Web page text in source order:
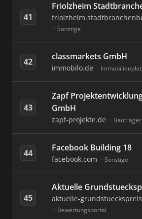
41
Friolzheim
Sonstige
42 classmarkets GmbH
immobilo.de
43
Zapf
GmbH
zapf-projekte.de Bauträger
44 Facebook Building 18
facebook.com Sonstige
45
Aktuelle
aktuelle-
Bewertungsportal